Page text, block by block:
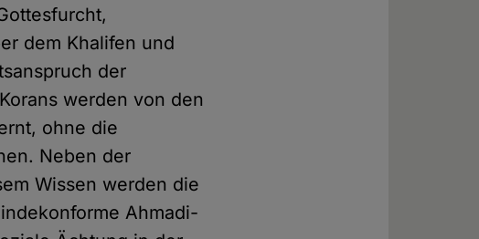
dem Khalifen und
der
werden von den
ohne die
Neben der
Wissen werden die
Ahmadi-